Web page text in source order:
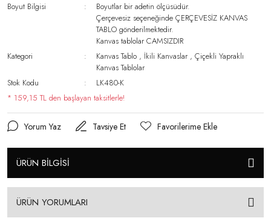
Boyut Bilgisi
Boyutlar bir adetin ölçüsüdür.
Çerçevesiz seçeneğinde ÇERÇEVESİZ KANVAS
TABLO gönderilmektedir.
Kanvas tablolar CAMSIZDIR
Kategori
Kanvas Tablo , İkili Kanvaslar ,Çiçekli Yapraklı
Kanvas Tablolar
Stok Kodu
LK480-K
* 159,15 TL den başlayan taksitlerle!
Yorum Yaz Tavsiye Et
ÜRÜN BİLGİSİ
ÜRÜN YORUMLARI